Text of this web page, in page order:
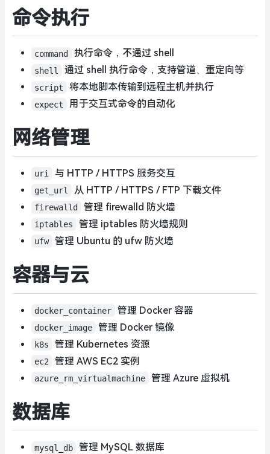
命令执行
command 执行命令，不通过 shell
shell 通过 shell 执行命令，支持管道、重定向等
script 将本地脚本传输到远程主机并执行
expect 用于交互式命令的自动化
网络管理
uri 与 HTTP / HTTPS 服务交互
get_url 从 HTTP / HTTPS / FTP 下载文件
firewalld 管理 firewalld 防火墙
iptables 管理 iptables 防火墙规则
ufw 管理 Ubuntu 的 ufw 防火墙
容器与云
docker_container 管理 Docker 容器
docker_image 管理 Docker 镜像
k8s 管理 Kubernetes 资源
ec2 管理 AWS EC2 实例
azure_rm_virtualmachine 管理 Azure 虚拟机
数据库
mysql_db 管理 MySQL 数据库